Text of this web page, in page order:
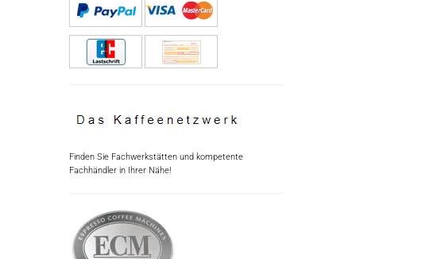
Finden Sie Fachwerkstätten und kompetente
Fachhändler in Ihrer Nähe!